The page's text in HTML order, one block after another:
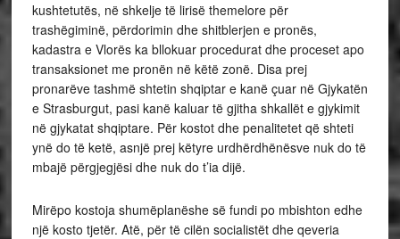
kushtetutës, në shkelje të lirisë themelore për
trashëgiminë, përdorimin dhe shitblerjen e pronës,
kadastra e Vlorës ka bllokuar procedurat dhe proceset apo
transaksionet me pronën në këtë zonë. Disa prej
pronarëve tashmë shtetin shqiptar e kanë çuar në Gjykatën
e Strasburgut, pasi kanë kaluar të gjitha shkallët e gjykimit
në gjykatat shqiptare. Për kostot dhe penalitetet që shteti
ynë do të ketë, asnjë prej këtyre urdhërdhënësve nuk do të
mbajë përgjegjësi dhe nuk do t’ia dijë.
Mirëpo kostoja shumëplanëshe së fundi po mbishton edhe
një kosto tjetër. Atë, për të cilën socialistët dhe qeveria